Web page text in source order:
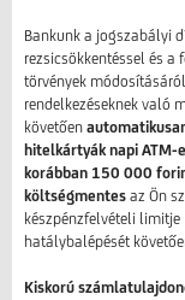
Bankunk a jogszabályi
rezsicsökkentéssel és
törvények
rendelkezéseknek való
követően
hitelkártyák napi
korábban 150 000
költségmentes az Ön
készpénzfelvételi
hatálybalépését
Kiskorú